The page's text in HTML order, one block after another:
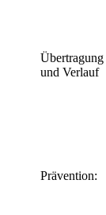
Übertragung
und Verlauf
Prävention: